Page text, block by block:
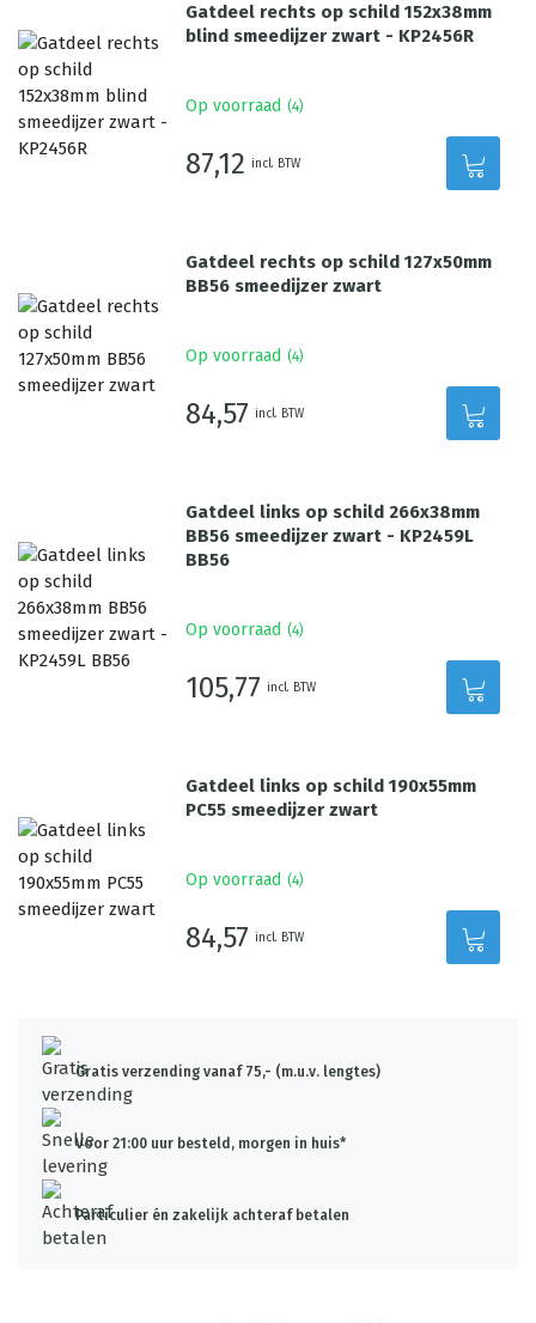
Gatdeel rechts op schild 152x38mm
blind smeedijzer zwart - KP2456R
Op voorraad (4)
87,12 incl. BTW
Gatdeel rechts op schild 127x50mm
BB56 smeedijzer zwart
Op voorraad (4)
84,57 incl. BTW
Gatdeel links op schild 266x38mm
BB56 smeedijzer zwart - KP2459L
BB56
Op voorraad (4)
105,77 incl. BTW
Gatdeel links op schild 190x55mm
PC55 smeedijzer zwart
Op voorraad (4)
84,57 incl. BTW
Gratis verzending vanaf 75,- (m.u.v. lengtes)
Voor 21:00 uur besteld, morgen in huis*
Particulier én zakelijk achteraf betalen